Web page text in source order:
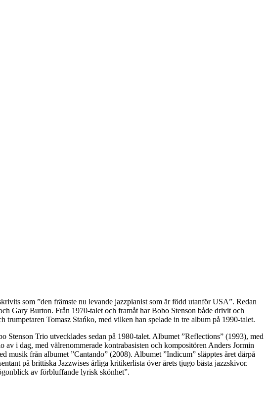
som ”den främste nu levande jazzpianist som är född utanför USA”. Redan
Gary Burton. Från 1970-talet och framåt har Bobo Stenson både drivit och
Tomasz Stańko, med vilken han spelade in tre album på 1990-talet.
Stenson Trio utvecklades sedan på 1980-talet. Albumet ”Reflections” (1993), med
i dag, med välrenommerade kontrabasisten och kompositören Anders Jormin
musik från albumet ”Cantando” (2008). Albumet ”Indicum” släpptes året därpå
på brittiska Jazzwises årliga kritikerlista över årets tjugo bästa jazzskivor.
av förbluffande lyrisk skönhet”.